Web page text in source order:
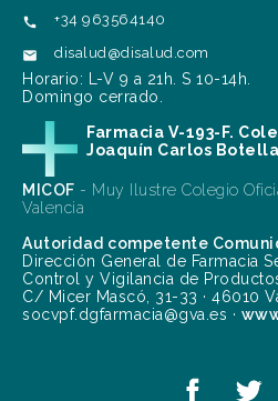
 +34 963564140
 disalud@disalud.com
Horario: L-V 9 a 21h. S 10-14h.
Domingo cerrado.
Farmacia V-193-F.
Joaquín Carlos Botella
MICOF - Muy Ilustre Colegio
Valencia
Autoridad competente
Dirección General de Farmacia
Control y Vigilancia de
C/ Micer Mascó, 31-33 · 46010
socvpf.dgfarmacia@gva.es ·